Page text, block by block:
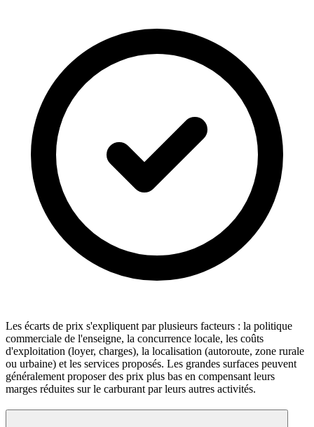
Les écarts de prix s'expliquent par plusieurs facteurs : la politique
commerciale de l'enseigne, la concurrence locale, les coûts
d'exploitation (loyer, charges), la localisation (autoroute, zone rurale
ou urbaine) et les services proposés. Les grandes surfaces peuvent
généralement proposer des prix plus bas en compensant leurs
marges réduites sur le carburant par leurs autres activités.